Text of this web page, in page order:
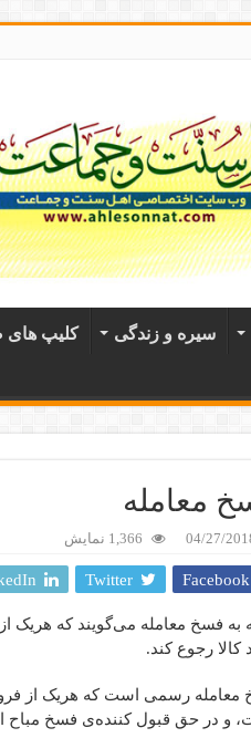
سیره و زندگی کلیپ های
معامله
04/27/ 1,366 نمایش
Facebook
Twitter
به فسخ معامله می‌‌گویند که
کالا رجوع کند.
معامله رسمی است که هریک از
و در حق قبول کننده‌‌ی فسخ